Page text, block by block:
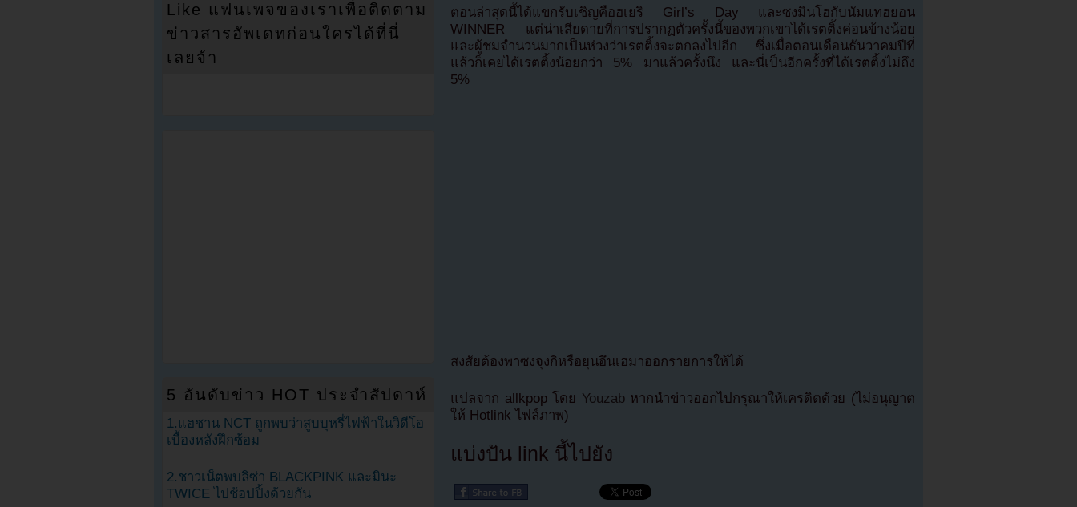
ตอนล่าสุดนี้ได้แขกรับเชิญคือฮเยริ Girl’s Day และซงมินโฮกับนัมแทฮยอน
WINNER แต่น่าเสียดายที่การปรากฏตัวครั้งนี้ของพวกเขาได้เรตติ้งค่อนข้างน้อย
และผู้ชมจำนวนมากเป็นห่วงว่าเรตติ้งจะตกลงไปอีก ซึ่งเมื่อตอนเดือนธันวาคมปีที่
แล้วก็เคยได้เรตติ้งน้อยกว่า 5% มาแล้วครั้งนึง และนี่เป็นอีกครั้งที่ได้เรตติ้งไม่ถึง
5%
สงสัยต้องพาซงจุงกิหรือยุนอึนเฮมาออกรายการให้ได้
แปลจาก allkpop โดย Youzabหากนำข่าวออกไปกรุณาให้เครดิตด้วย (ไม่อนุญาต
ให้ Hotlink ไฟล์ภาพ)
แบ่งปัน link นี้ไปยัง
Like แฟนเพจของเราเพื่อติดตาม
ข่าวสารอัพเดทก่อนใครได้ที่นี่
เลยจ้า
5 อันดับข่าว HOT ประจำสัปดาห์
1.แฮชาน NCT ถูกพบว่าสูบบุหรี่ไฟฟ้าในวิดีโอ
เบื้องหลังฝึกซ้อม
2.ชาวเน็ตพบลิซ่า BLACKPINK และมินะ
TWICE ไปช้อปปิ้งด้วยกัน